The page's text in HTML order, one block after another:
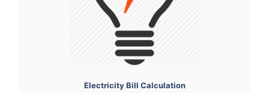
Electricity Bill Calculation